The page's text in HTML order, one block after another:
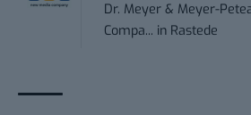
Dr. Meyer & Meyer-
Compa... in Rastede